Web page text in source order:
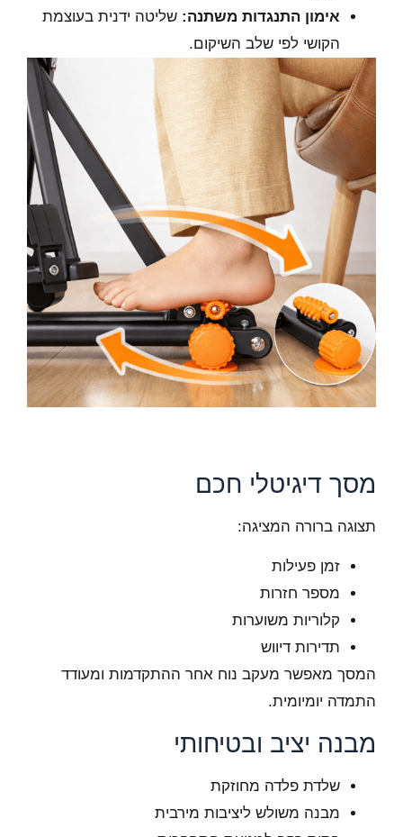
אימון התנגדות משתנה: שליטה ידנית בעוצמת
הקושי לפי שלב השיקום.
מסך דיגיטלי חכם
תצוגה ברורה המציגה:
זמן פעילות
מספר חזרות
קלוריות משוערות
תדירות דיווש
המסך מאפשר מעקב נוח אחר ההתקדמות ומעודד
התמדה יומיומית.
מבנה יציב ובטיחותי
שלדת פלדה מחוזקת
מבנה משולש ליציבות מירבית